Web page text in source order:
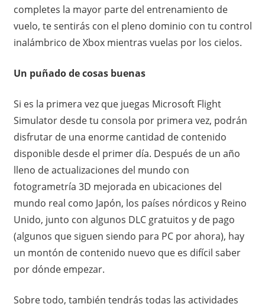
completes la mayor parte del entrenamiento de
vuelo, te sentirás con el pleno dominio con tu control
inalámbrico de Xbox mientras vuelas por los cielos.
Un puñado de cosas buenas
Si es la primera vez que juegas Microsoft Flight
Simulator desde tu consola por primera vez, podrán
disfrutar de una enorme cantidad de contenido
disponible desde el primer día. Después de un año
lleno de actualizaciones del mundo con
fotogrametría 3D mejorada en ubicaciones del
mundo real como Japón, los países nórdicos y Reino
Unido, junto con algunos DLC gratuitos y de pago
(algunos que siguen siendo para PC por ahora), hay
un montón de contenido nuevo que es difícil saber
por dónde empezar.
Sobre todo, también tendrás todas las actividades